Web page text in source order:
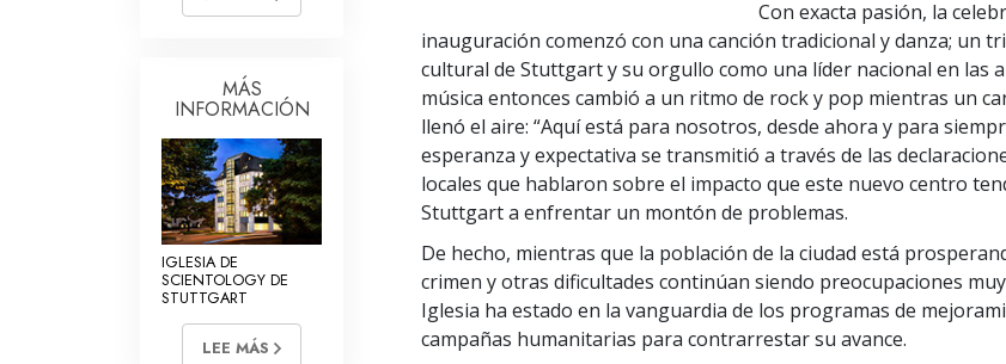
Con exacta pasión, la
inauguración comenzó con una canción tradicional y danza; un
cultural de Stuttgart y su orgullo como una líder nacional en las
música entonces cambió a un ritmo de rock y pop mientras un
llenó el aire: “Aquí está para nosotros, desde ahora y para
esperanza y expectativa se transmitió a través de las
locales que hablaron sobre el impacto que este nuevo centro
Stuttgart a enfrentar un montón de problemas.
De hecho, mientras que la población de la ciudad está
crimen y otras dificultades continúan siendo preocupaciones
Iglesia ha estado en la vanguardia de los programas de
campañas humanitarias para contrarrestar su avance.
MÁS
INFORMACIÓN
IGLESIA DE
SCIENTOLOGY DE
STUTTGART
LEE MÁS